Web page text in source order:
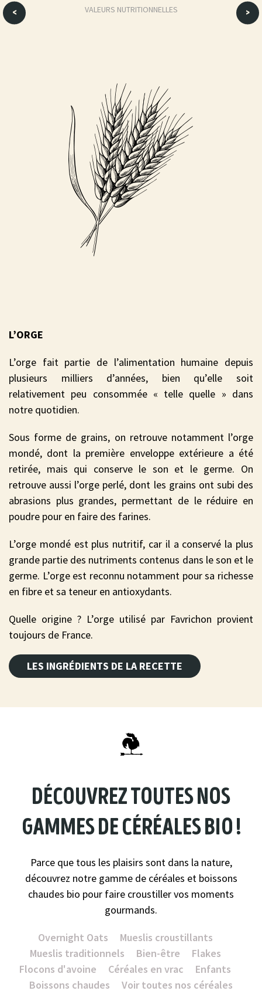
VALEURS NUTRITIONNELLES
L’ORGE
L’orge fait partie de l’alimentation humaine depuis
plusieurs milliers d’années, bien qu’elle soit
relativement peu consommée « telle quelle » dans
notre quotidien.
Sous forme de grains, on retrouve notamment l’orge
mondé, dont la première enveloppe extérieure a été
retirée, mais qui conserve le son et le germe. On
retrouve aussi l’orge perlé, dont les grains ont subi des
abrasions plus grandes, permettant de le réduire en
poudre pour en faire des farines.
L’orge mondé est plus nutritif, car il a conservé la plus
grande partie des nutriments contenus dans le son et le
germe. L’orge est reconnu notamment pour sa richesse
en fibre et sa teneur en antioxydants.
Quelle origine ? L’orge utilisé par Favrichon provient
toujours de France.
LES INGRÉDIENTS DE LA RECETTE
< >
découvrez toutes nos
gammes de céréales bio !
Parce que tous les plaisirs sont dans la nature,
découvrez notre gamme de céréales et boissons
chaudes bio pour faire croustiller vos moments
gourmands.
Overnight Oats
Mueslis croustillants
Mueslis traditionnels
Bien-être
Flakes
Flocons d'avoine
Céréales en vrac
Enfants
Boissons chaudes
Voir toutes nos céréales